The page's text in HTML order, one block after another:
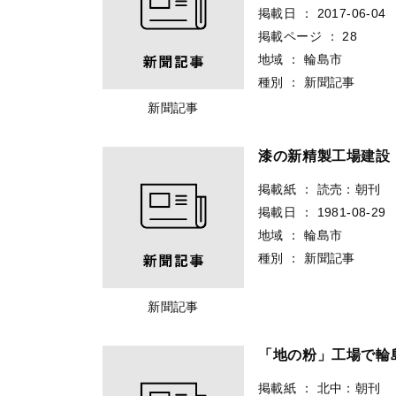
新聞記事
掲載日
：
2017-06-04
掲載ページ
：
28
地域
：
輪島市
種別
： 新聞記事
新聞記事
漆の新精製工場建設
掲載紙 ：
読売：朝刊
掲載日
：
1981-08-29
地域
：
輪島市
種別
： 新聞記事
「地の粉」工場で
掲載紙 ：
北中：朝刊